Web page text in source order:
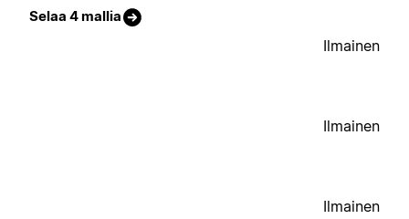
Selaa 4 mallia
Ilmainen
Ilmainen
Ilmainen